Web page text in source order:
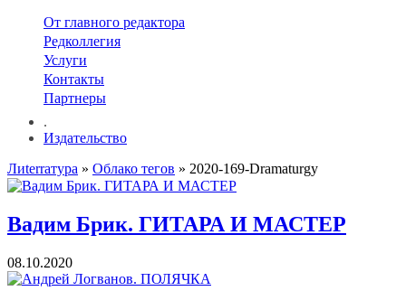
От главного редактора
Редколлегия
Услуги
Контакты
Партнеры
.
Издательство
Лиterraтура » Облако тегов » 2020-169-Dramaturgy
Вадим Брик. ГИТАРА И МАСТЕР
08.10.2020